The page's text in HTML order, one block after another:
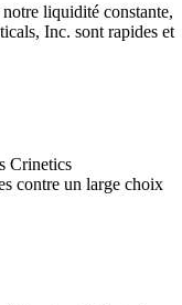
liquidité constante,
Inc. sont rapides et
Crinetics
contre un large choix